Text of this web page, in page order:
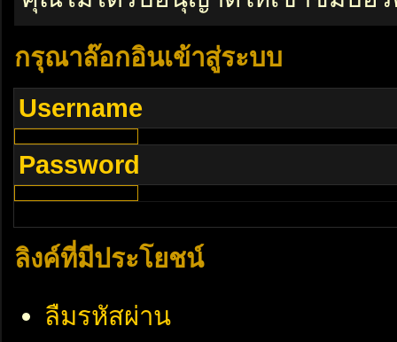
กรุณาล๊อกอินเข้าสู่ระบบ
Username
Password
ลิงค์ที่มีประโยชน์
ลืมรหัสผ่าน